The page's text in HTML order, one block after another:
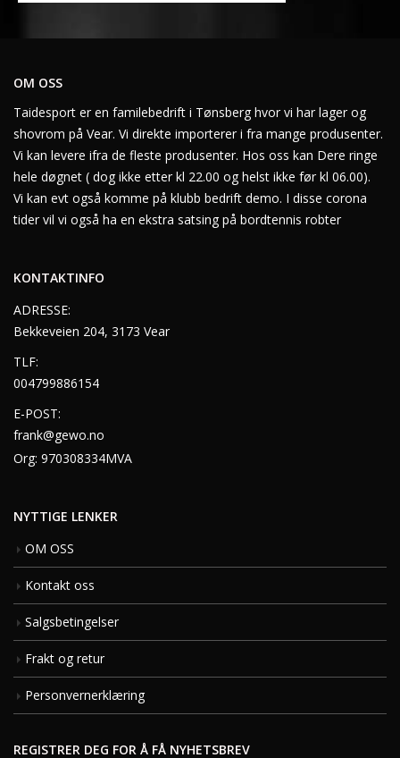
OM OSS
Taidesport er en familebedrift i Tønsberg hvor vi har lager og
shovrom på Vear. Vi direkte importerer i fra mange produsenter.
Vi kan levere ifra de fleste produsenter. Hos oss kan Dere ringe
hele døgnet ( dog ikke etter kl 22.00 og helst ikke før kl 06.00).
Vi kan evt også komme på klubb bedrift demo. I disse corona
tider vil vi også ha en ekstra satsing på bordtennis robter
KONTAKTINFO
ADRESSE:
Bekkeveien 204, 3173 Vear
TLF:
004799886154
E-POST:
frank@gewo.no
Org: 970308334MVA
NYTTIGE LENKER
OM OSS
Kontakt oss
Salgsbetingelser
Frakt og retur
Personvernerklæring
REGISTRER DEG FOR Å FÅ NYHETSBREV